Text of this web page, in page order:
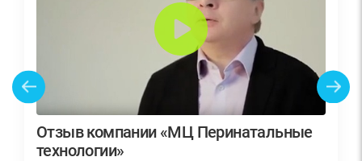
Отзыв компании «МЦ Перинатальные
технологии»